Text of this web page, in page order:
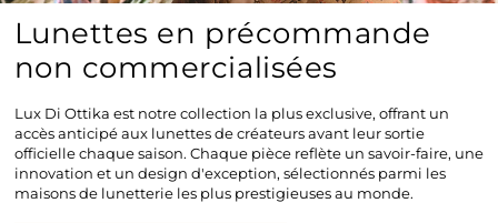
Lunettes en précommande
non commercialisées
Lux Di Ottika est notre collection la plus exclusive, offrant un
accès anticipé aux lunettes de créateurs avant leur sortie
officielle chaque saison. Chaque pièce reflète un savoir-faire, une
innovation et un design d'exception, sélectionnés parmi les
maisons de lunetterie les plus prestigieuses au monde.